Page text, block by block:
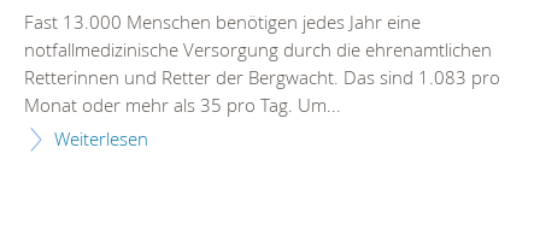
Fast 13.000 Menschen benötigen jedes Jahr eine
notfallmedizinische Versorgung durch die ehrenamtlichen
Retterinnen und Retter der Bergwacht. Das sind 1.083 pro
Monat oder mehr als 35 pro Tag. Um...
Weiterlesen